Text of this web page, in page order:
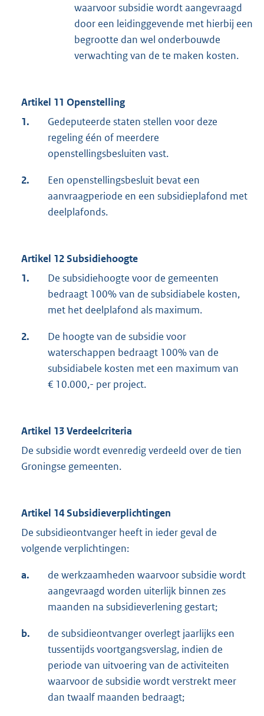
waarvoor subsidie wordt aangevraagd
door een leidinggevende met hierbij een
begrootte dan wel onderbouwde
verwachting van de te maken kosten.
Artikel 11 Openstelling
1.
Gedeputeerde staten stellen voor deze
regeling één of meerdere
openstellingsbesluiten vast.
2.
Een openstellingsbesluit bevat een
aanvraagperiode en een subsidieplafond met
deelplafonds.
Artikel 12 Subsidiehoogte
1.
De subsidiehoogte voor de gemeenten
bedraagt 100% van de subsidiabele kosten,
met het deelplafond als maximum.
2.
De hoogte van de subsidie voor
waterschappen bedraagt 100% van de
subsidiabele kosten met een maximum van
€ 10.000,- per project.
Artikel 13 Verdeelcriteria
De subsidie wordt evenredig verdeeld over de tien
Groningse gemeenten.
Artikel 14 Subsidieverplichtingen
De subsidieontvanger heeft in ieder geval de
volgende verplichtingen:
a.
de werkzaamheden waarvoor subsidie wordt
aangevraagd worden uiterlijk binnen zes
maanden na subsidieverlening gestart;
b.
de subsidieontvanger overlegt jaarlijks een
tussentijds voortgangsverslag, indien de
periode van uitvoering van de activiteiten
waarvoor de subsidie wordt verstrekt meer
dan twaalf maanden bedraagt;